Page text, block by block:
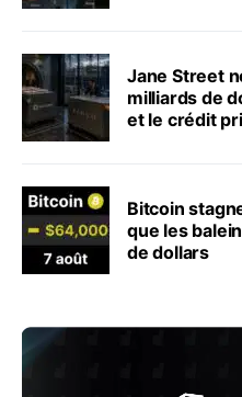
Jane Street
milliards de
et le crédit
Bitcoin
que les
de dollars